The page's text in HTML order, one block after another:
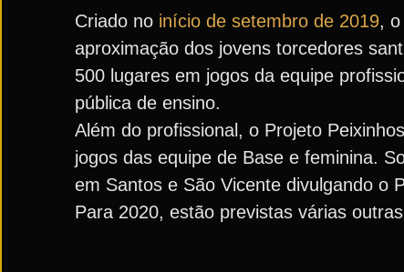
Criado no início de setembro de 2019,
aproximação dos jovens torcedores
500 lugares em jogos da equipe
pública de ensino.
Além do profissional, o Projeto
jogos das equipe de Base e feminina.
em Santos e São Vicente divulgando o
Para 2020, estão previstas várias